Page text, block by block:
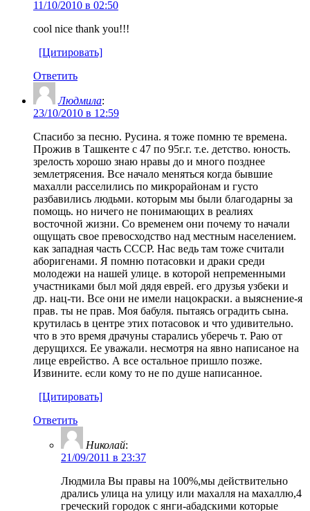
11/10/2010 в 02:50
cool nice thank you!!!
[Цитировать]
Ответить
Людмила:
23/10/2010 в 12:59
Спасибо за песню. Русина. я тоже помню те времена.
Прожив в Ташкенте с 47 по 95г.г. т.е. детство. юность.
зрелость хорошо знаю нравы до и много позднее
землетрясения. Все начало меняться когда бывшие
махалли расселились по микрорайонам и густо
разбавились людьми. которым мы были благодарны за
помощь. но ничего не понимающих в реалиях
восточной жизни. Со временем они почему то начали
ощущать свое превосходство над местным населением.
как западная часть СССР. Нас ведь там тоже считали
аборигенами. Я помню потасовки и драки среди
молодежи на нашей улице. в которой непременными
участниками был мой дядя еврей. его друзья узбеки и
др. нац-ти. Все они не имели нацокраски. а выяснение-я
прав. ты не прав. Моя бабуля. пытаясь оградить сына.
крутилась в центре этих потасовок и что удивительно.
что в это время драчуны старались уберечь т. Раю от
дерущихся. Ее уважали. несмотря на явно написаное на
лице еврейство. А все остальное пришло позже.
Извините. если кому то не по душе написанное.
[Цитировать]
Ответить
Николай:
21/09/2011 в 23:37
Людмила Вы правы на 100%,мы действительно
дрались улица на улицу или махалля на махаллю,4
греческий городок с янги-абадскими которые